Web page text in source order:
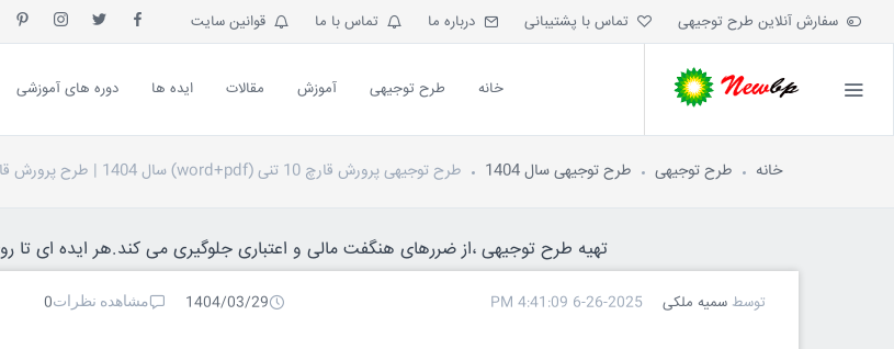
سفارش آنلاین طرح توجیهی تماس با پشتیبانی درباره ما تماس با ما قوانین سایت
خانه طرح توجیهی آموزش مقالات ایده ها دوره های آموزشی
خانه طرح توجیهی طرح توجیهی سال 1404 طرح توجیهی پرورش قارچ 10 تنی (word+pdf) سال 1404 | طرح پرورش قارچ جهاد کشاورزی
تهیه طرح توجیهی ،از ضررهای هنگفت مالی و اعتباری جلوگیری می کند.هر ایده ای تا
توسط سمیه ملکی 6-26-2025 4:41:09 PM
1404/03/29 مشاهده نظرات0